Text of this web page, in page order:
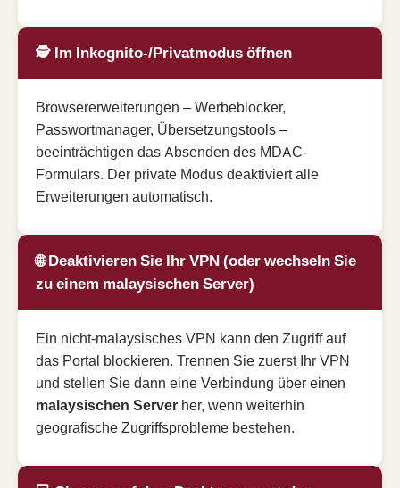
🕵️ Im Inkognito-/Privatmodus öffnen
Browsererweiterungen – Werbeblocker,
Passwortmanager, Übersetzungstools –
beeinträchtigen das Absenden des MDAC-
Formulars. Der private Modus deaktiviert alle
Erweiterungen automatisch.
🌐 Deaktivieren Sie Ihr VPN (oder wechseln Sie
zu einem malaysischen Server)
Ein nicht-malaysisches VPN kann den Zugriff auf
das Portal blockieren. Trennen Sie zuerst Ihr VPN
und stellen Sie dann eine Verbindung über einen
malaysischen Server her, wenn weiterhin
geografische Zugriffsprobleme bestehen.